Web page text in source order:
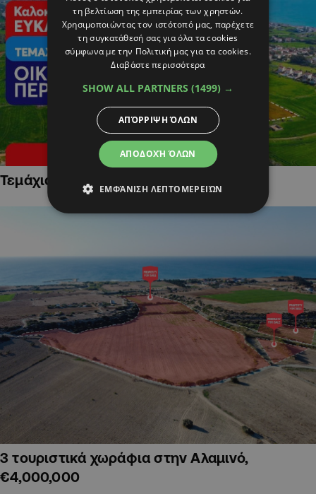
Τεμάχια Γης σε Οικιστικές Περιοχές
3 τουριστικά χωράφια στην Αλαμινό,
€4,000,000
τη βελτίωση της εμπειρίας των χρηστών.
Χρησιμοποιώντας τον ιστότοπό μας, παρέχετε
τη συγκατάθεσή σας για όλα τα cookies
σύμφωνα με την Πολιτική μας για τα cookies.
Διαβάστε περισσότερα
SHOW ALL PARTNERS (1499) →
ΑΠΟΔΟΧΉ ΌΛΩΝ
ΑΠΌΡΡΙΨΗ ΌΛΩΝ
ΕΜΦΆΝΙΣΗ ΛΕΠΤΟΜΕΡΕΙΏΝ